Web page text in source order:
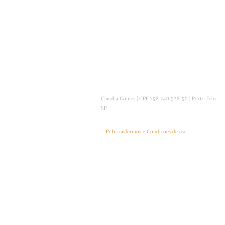
Claudia Gomes | CPF 158.240.928-50 | Porto Feliz -
SP
PolíticasTermos e Condições de uso